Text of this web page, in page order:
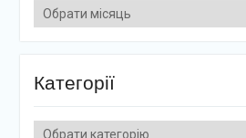
Архіви
Категорії
Категорії